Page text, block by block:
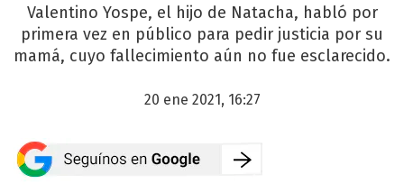
Valentino Yospe, el hijo de Natacha, habló por
primera vez en público para pedir justicia por su
mamá, cuyo fallecimiento aún no fue esclarecido.
20 ene 2021, 16:27